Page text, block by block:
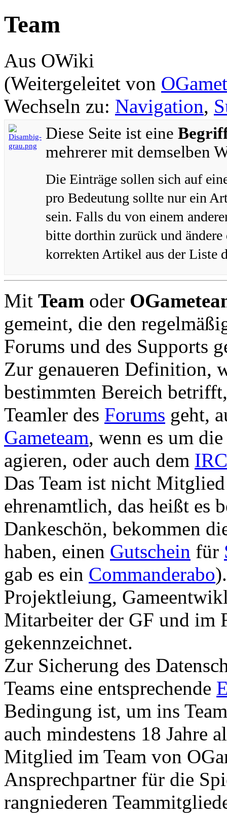
Team
Aus OWiki
(Weitergeleitet von
Wechseln zu: Navigation,
Diese Seite ist eine
mehrerer mit demselben
Die Einträge sollen sich auf
pro Bedeutung sollte nur ein
sein. Falls du von einem
bitte dorthin zurück und
korrekten Artikel aus der Liste
Mit Team oder
gemeint, die den
Forums und des Supports
Zur genaueren Definition,
bestimmten Bereich
Teamler des Forums geht,
Gameteam, wenn es um
agieren, oder auch dem
Das Team ist nicht
ehrenamtlich, das heißt es
Dankeschön, bekommen
haben, einen Gutschein für
gab es ein Commanderabo
Projektleiung,
Mitarbeiter der GF und im
gekennzeichnet.
Zur Sicherung des
Teams eine entsprechende
Bedingung ist, um ins
auch mindestens 18 Jahre
Mitglied im Team von
Ansprechpartner für die
rangniederen